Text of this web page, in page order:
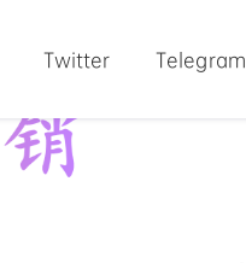
Twitter Telegram